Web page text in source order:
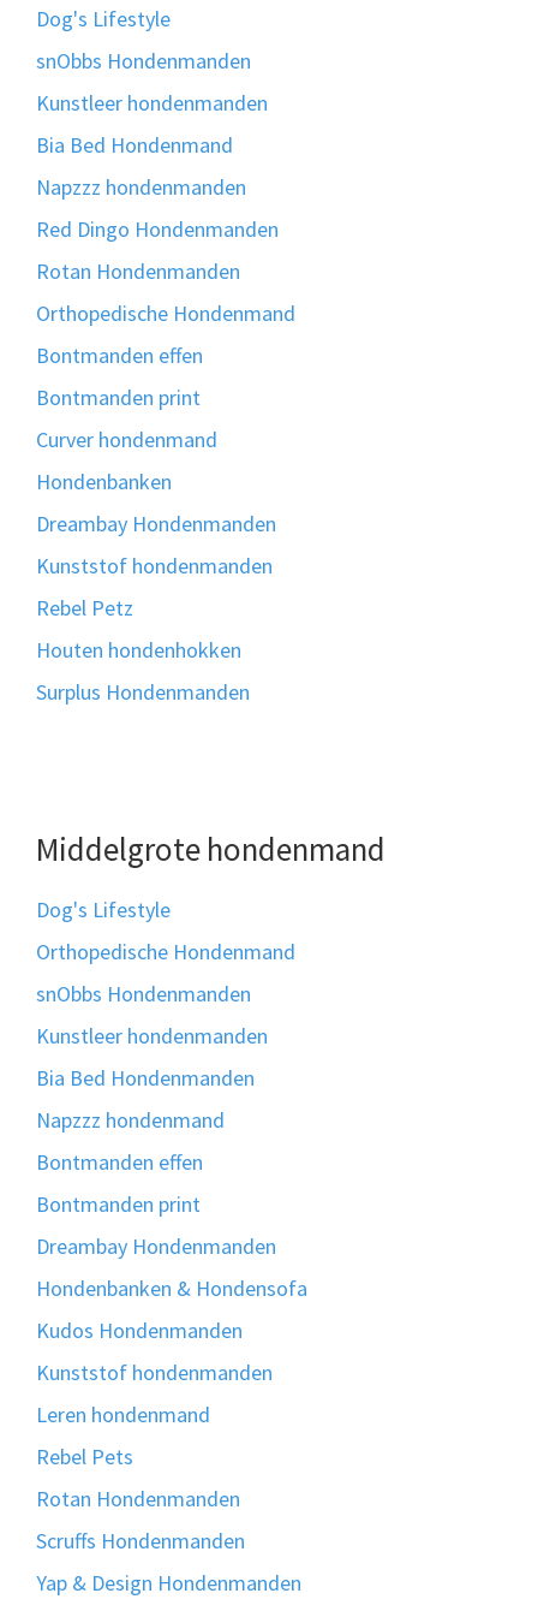
Dog's Lifestyle
snObbs Hondenmanden
Kunstleer hondenmanden
Bia Bed Hondenmand
Napzzz hondenmanden
Red Dingo Hondenmanden
Rotan Hondenmanden
Orthopedische Hondenmand
Bontmanden effen
Bontmanden print
Curver hondenmand
Hondenbanken
Dreambay Hondenmanden
Kunststof hondenmanden
Rebel Petz
Houten hondenhokken
Surplus Hondenmanden
Middelgrote hondenmand
Dog's Lifestyle
Orthopedische Hondenmand
snObbs Hondenmanden
Kunstleer hondenmanden
Bia Bed Hondenmanden
Napzzz hondenmand
Bontmanden effen
Bontmanden print
Dreambay Hondenmanden
Hondenbanken & Hondensofa
Kudos Hondenmanden
Kunststof hondenmanden
Leren hondenmand
Rebel Pets
Rotan Hondenmanden
Scruffs Hondenmanden
Yap & Design Hondenmanden